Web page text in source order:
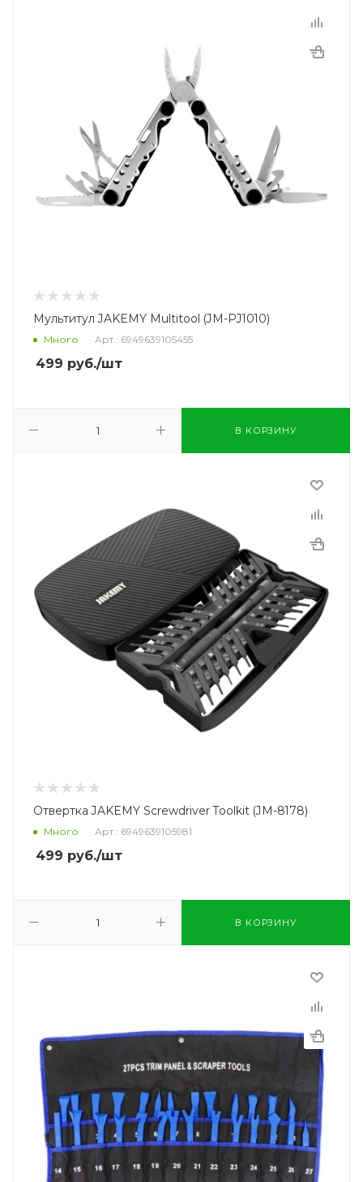
Мультитул JAKEMY Multitool (JM-PJ1010)
Много Арт.: 6949639105455
499 руб./шт
В КОРЗИНУ
Отвертка JAKEMY Screwdriver Toolkit (JM-8178)
Много Арт.: 6949639105981
499 руб./шт
В КОРЗИНУ